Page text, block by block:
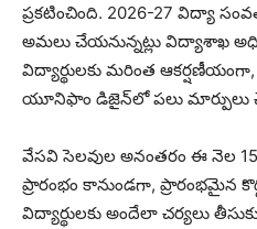
ప్రకటించింది. 2026-27 విద్యా
అమలు చేయనున్నట్లు విద్యాశాఖ
విద్యార్థులకు మరింత
యూనిఫాం డిజైన్‌లో పలు మార్పులు
వేసవి సెలవుల అనంతరం ఈ నెల
ప్రారంభం కానుండగా, ప్రారంభమైన
విద్యార్థులకు అందేలా చర్యలు